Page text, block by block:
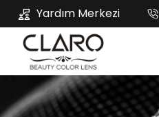
Yardım Merkezi